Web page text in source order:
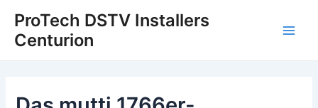
content
ProTech DSTV Installers
Centurion
navigation